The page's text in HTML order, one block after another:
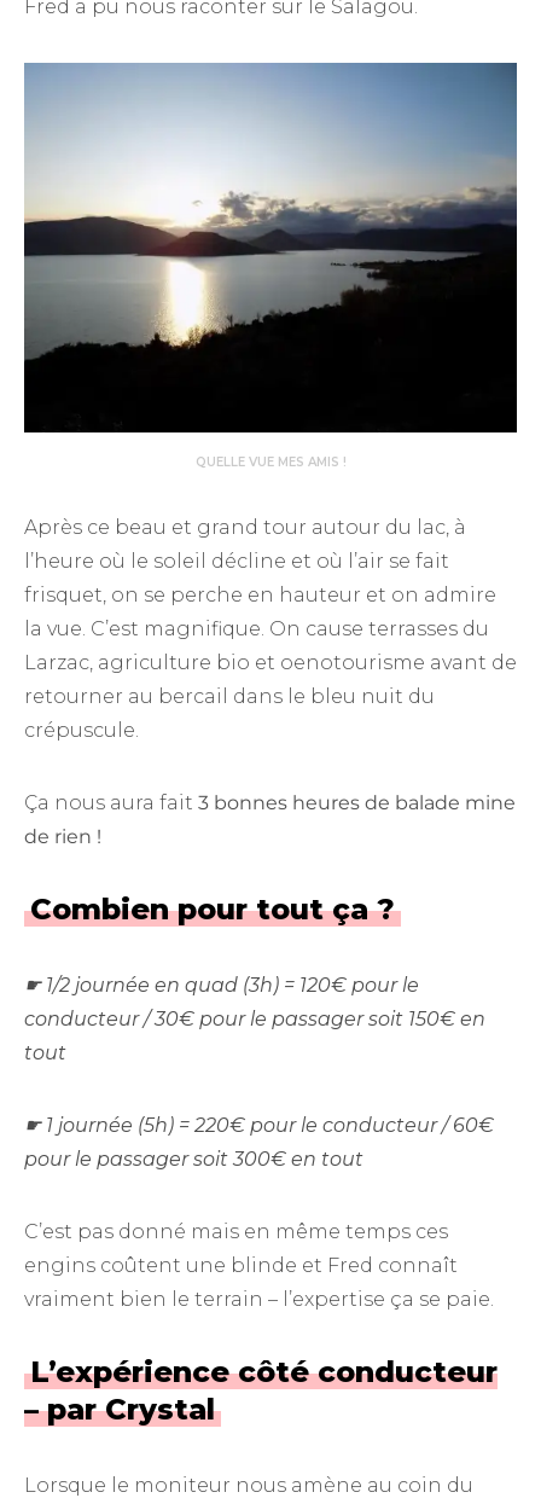
Fred a pu nous raconter sur le Salagou.
QUELLE VUE MES AMIS !
Après ce beau et grand tour autour du lac, à
l’heure où le soleil décline et où l’air se fait
frisquet, on se perche en hauteur et on admire
la vue. C’est magnifique. On cause terrasses du
Larzac, agriculture bio et oenotourisme avant de
retourner au bercail dans le bleu nuit du
crépuscule.
Ça nous aura fait 3 bonnes heures de balade mine
de rien !
Combien pour tout ça ?
☛ 1/2 journée en quad (3h) = 120€ pour le
conducteur / 30€ pour le passager soit 150€ en
tout
☛ 1 journée (5h) = 220€ pour le conducteur / 60€
pour le passager soit 300€ en tout
C’est pas donné mais en même temps ces
engins coûtent une blinde et Fred connaît
vraiment bien le terrain – l’expertise ça se paie.
L’expérience côté conducteur
– par Crystal
Lorsque le moniteur nous amène au coin du